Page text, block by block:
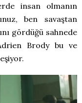
insan olmanın
ben savaştan
gördüğü sahnede
Brody bu ve